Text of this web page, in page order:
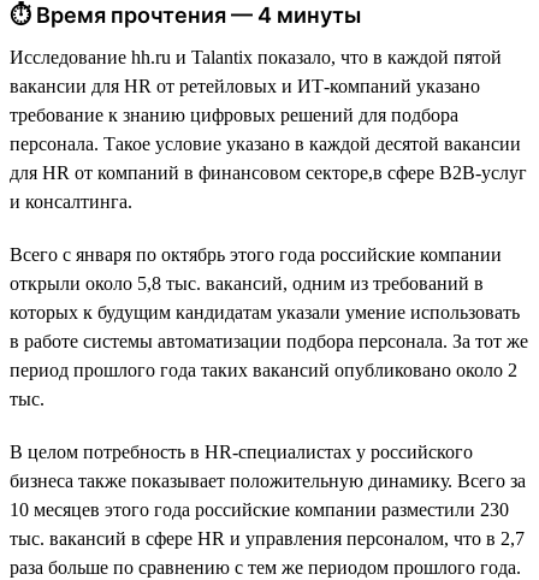
⏱ Время прочтения — 4 минуты
Исследование hh.ru и Talantix показало, что в каждой пятой
вакансии для HR от ретейловых и ИТ-компаний указано
требование к знанию цифровых решений для подбора
персонала. Такое условие указано в каждой десятой вакансии
для HR от компаний в финансовом секторе,в сфере B2B-услуг
и консалтинга.
Всего с января по октябрь этого года российские компании
открыли около 5,8 тыс. вакансий, одним из требований в
которых к будущим кандидатам указали умение использовать
в работе системы автоматизации подбора персонала. За тот же
период прошлого года таких вакансий опубликовано около 2
тыс.
В целом потребность в HR-специалистах у российского
бизнеса также показывает положительную динамику. Всего за
10 месяцев этого года российские компании разместили 230
тыс. вакансий в сфере HR и управления персоналом, что в 2,7
раза больше по сравнению с тем же периодом прошлого года.